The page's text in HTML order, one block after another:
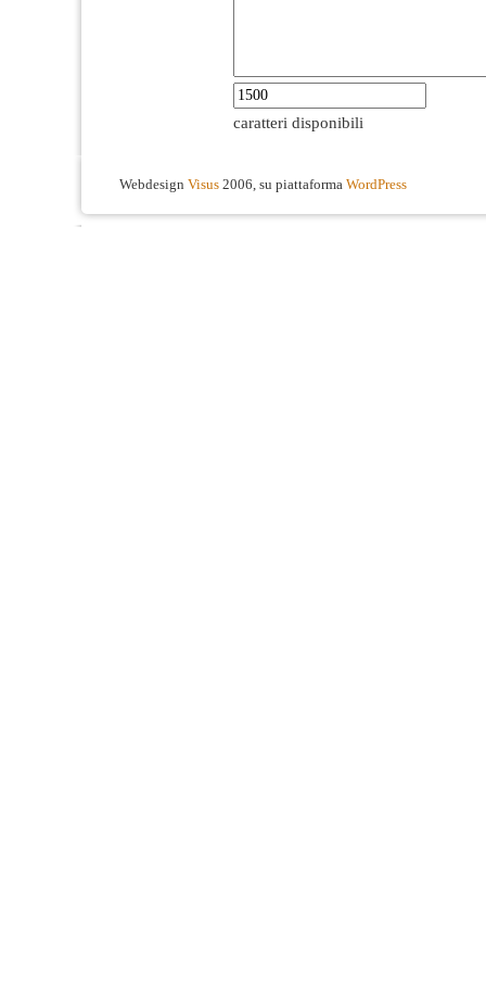
caratteri disponibili
Webdesign Visus 2006, su piattaforma WordPress